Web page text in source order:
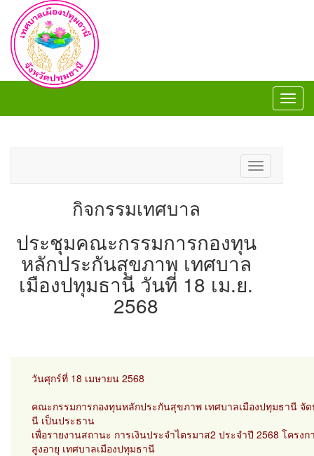
Toggle
navigation
กิจกรรมเทศบาล
ประชุมคณะกรรมการกองทุน
หลักประกันสุขภาพ เทศบาล
เมืองปทุมธานี วันที่ 18 เม.ย.
2568
วันศุกร์ที่ 18 เมษายน 2568
คณะกรรมการกองทุนหลักประกันสุขภาพ เทศบาลเมืองปทุมธานี
นี เป็นประธาน
เพื่อรายงานสถานะ การเงินประจำไตรมาส2 ประจำปี 2568 โค
สูงอายุ เทศบาลเมืองปทุมธานี